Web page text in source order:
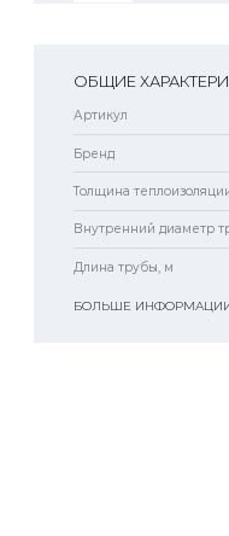
ОБЩИЕ
Артикул
Бренд
Толщина
Внутренний диаметр
Длина трубы, м
БОЛЬШЕ